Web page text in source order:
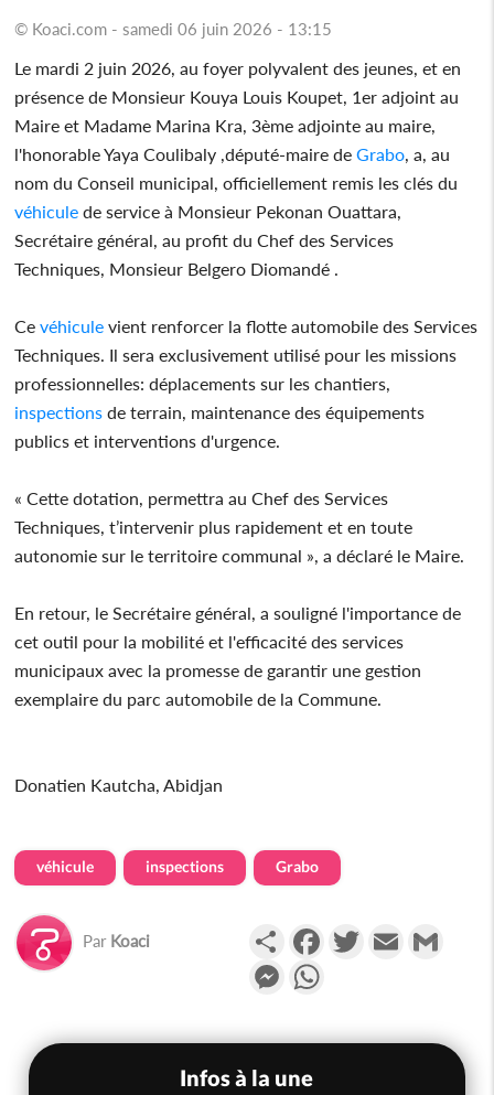
© Koaci.com - samedi 06 juin 2026 - 13:15
Le mardi 2 juin 2026, au foyer polyvalent des jeunes, et en
présence de Monsieur Kouya Louis Koupet, 1er adjoint au
Maire et Madame Marina Kra, 3ème adjointe au maire,
l'honorable Yaya Coulibaly ,député-maire deGrabo , a, au
nom du Conseil municipal, officiellement remis les clés du
véhicule de service à Monsieur Pekonan Ouattara,
Secrétaire général, au profit du Chef des Services
Techniques, Monsieur Belgero Diomandé .
Cevéhicule vient renforcer la flotte automobile des Services
Techniques. Il sera exclusivement utilisé pour les missions
professionnelles: déplacements sur les chantiers,
inspections de terrain, maintenance des équipements
publics et interventions d'urgence.
« Cette dotation, permettra au Chef des Services
Techniques, t’intervenir plus rapidement et en toute
autonomie sur le territoire communal », a déclaré le Maire.
En retour, le Secrétaire général, a souligné l'importance de
cet outil pour la mobilité et l'efficacité des services
municipaux avec la promesse de garantir une gestion
exemplaire du parc automobile de la Commune.
Donatien Kautcha, Abidjan
véhicule inspections Grabo
Par Koaci PartagerFacebookTwitterEmail
Messenger
Infos à la une